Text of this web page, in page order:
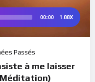
00:00 1.00X
Passés
à me laisser